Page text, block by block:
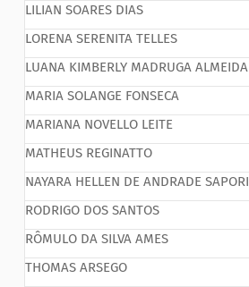
LILIAN SOARES DIAS
LORENA SERENITA TELLES
LUANA KIMBERLY MADRUGA ALMEIDA
MARIA SOLANGE FONSECA
MARIANA NOVELLO LEITE
MATHEUS REGINATTO
NAYARA HELLEN DE ANDRADE SAPORI
RODRIGO DOS SANTOS
RÔMULO DA SILVA AMES
THOMAS ARSEGO